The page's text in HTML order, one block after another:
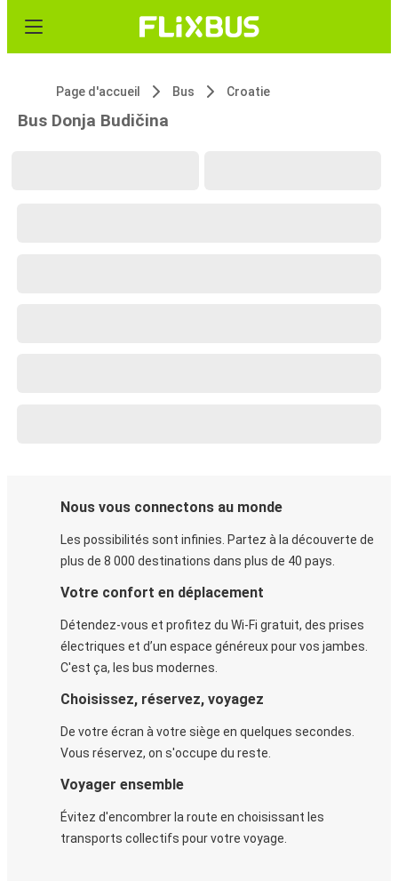
Page d'accueil Bus Croatie
Bus Donja Budičina
Nous vous connectons au monde
Les possibilités sont infinies. Partez à la découverte de
plus de 8 000 destinations dans plus de 40 pays.
Votre confort en déplacement
Détendez-vous et profitez du Wi-Fi gratuit, des prises
électriques et d’un espace généreux pour vos jambes.
C'est ça, les bus modernes.
Choisissez, réservez, voyagez
De votre écran à votre siège en quelques secondes.
Vous réservez, on s'occupe du reste.
Voyager ensemble
Évitez d'encombrer la route en choisissant les
transports collectifs pour votre voyage.